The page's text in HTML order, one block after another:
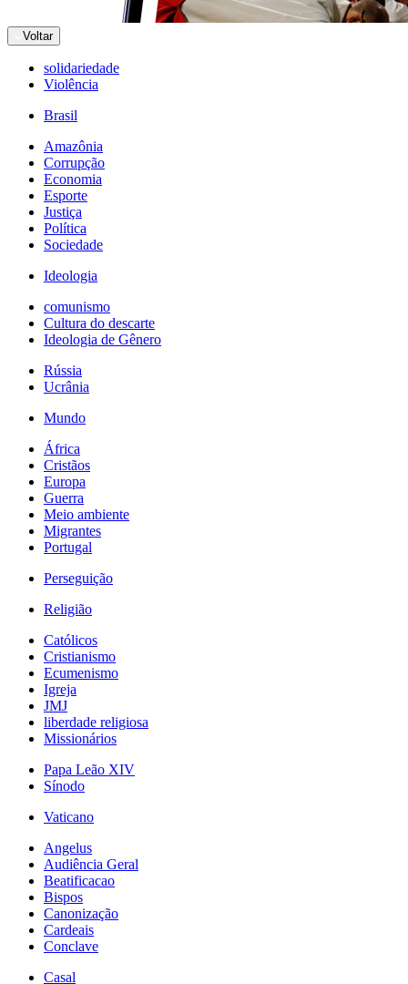
Voltar
solidariedade
Violência
Brasil
Amazônia
Corrupção
Economia
Esporte
Justiça
Política
Sociedade
Ideologia
comunismo
Cultura do descarte
Ideologia de Gênero
Rússia
Ucrânia
Mundo
África
Cristãos
Europa
Guerra
Meio ambiente
Migrantes
Portugal
Perseguição
Religião
Católicos
Cristianismo
Ecumenismo
Igreja
JMJ
liberdade religiosa
Missionários
Papa Leão XIV
Sínodo
Vaticano
Angelus
Audiência Geral
Beatificacao
Bispos
Canonização
Cardeais
Conclave
Casal